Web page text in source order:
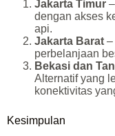
Jakarta Timur
dengan akses
api.
Jakarta Barat –
perbelanjaan
Bekasi dan
Alternatif yang
konektivitas
Kesimpulan